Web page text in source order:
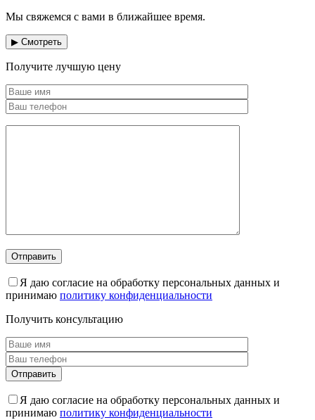
Мы свяжемся с вами в ближайшее время.
▶ Смотреть
Получите лучшую цену
Я даю согласие на обработку персональных данных и
принимаю политику конфиденциальности
Получить консультацию
Я даю согласие на обработку персональных данных и
принимаю политику конфиденциальности